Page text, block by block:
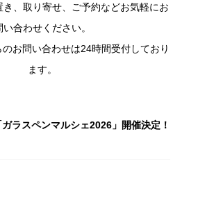
、取り寄せ、ご予約などお気軽にお
い合わせください。
のお問い合わせは24時間受付しており
ます。
ガラスペンマルシェ2026」開催決定！